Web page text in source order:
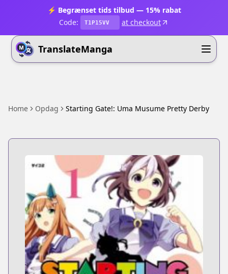
⚡ Begrænset tids tilbud — 15% rabat
Code:
T1P15VV at checkout
TranslateManga
Home Opdag Starting Gate!: Uma Musume Pretty Derby